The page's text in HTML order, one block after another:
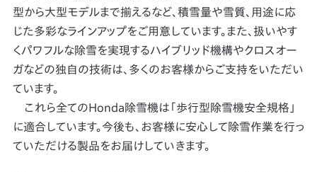
型から大型モデルまで揃えるなど、積雪量や雪質、用途に応
じた多彩なラインアップをご用意しています。また、扱いやす
くパワフルな除雪を実現するハイブリッド機構やクロスオー
ガなどの独自の技術は、多くのお客様からご支持をいただい
ています。
これら全てのHonda除雪機は「歩行型除雪機安全規格」
に適合しています。今後も、お客様に安心して除雪作業を行っ
ていただける製品をお届けしていきます。